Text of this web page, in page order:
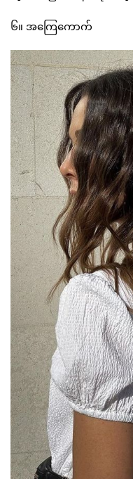
၆။ အကြေကောက်